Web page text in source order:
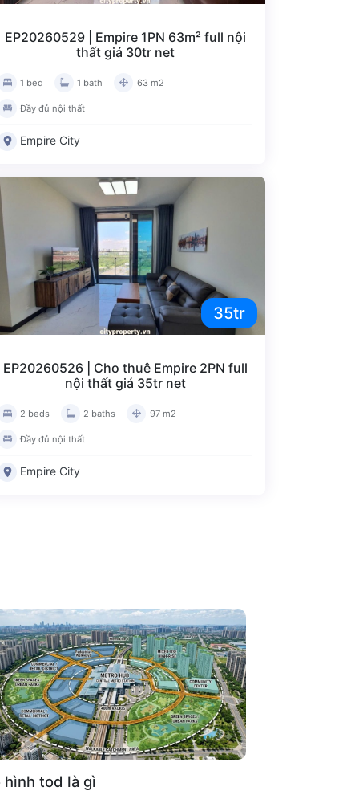
EP20260529 | Empire 1PN 63m² full nội
thất giá 30tr net
1 bed 1 bath 63 m2
Đầy đủ nội thất
Empire City
35tr
EP20260526 | Cho thuê Empire 2PN full
nội thất giá 35tr net
2 beds 2 baths 97 m2
Đầy đủ nội thất
Empire City
hình tod là gì